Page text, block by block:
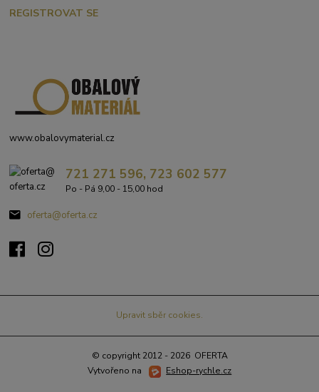
REGISTROVAT SE
www.obalovymaterial.cz
721 271 596, 723 602 577
Po - Pá 9,00 - 15,00 hod
oferta@oferta.cz
Upravit sběr cookies.
© copyright 2012 - 2026 OFERTA
Vytvořeno na
Eshop-rychle.cz